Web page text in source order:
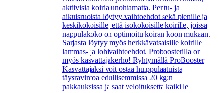
aktiivisia koiria unohtamatta. Pentu- ja
aikuisruoista löytyy vaihtoehdot sekä pienille ja
keskikokoisille, että isokokoisille koirille, joissa
nappulakoko on optimoitu koiran koon mukaan.
Sarjasta löytyy myös herkkävatsaisille koirille
lammas- ja lohivaihtoehdot. Proboosterilla on
myös kasvattajakerho! Ryhtymällä ProBooster
Kasvattajaksi voit ostaa huippulaatuista
täysravintoa edullisemmissa 20 kg:n
pakkauksissa ja saat veloituksetta kaikille